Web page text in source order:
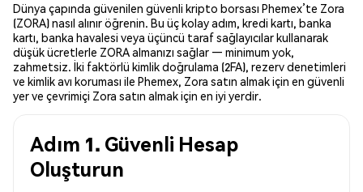
Dünya çapında güvenilen güvenli kripto borsası Phemex’te Zora
(ZORA) nasıl alınır öğrenin. Bu üç kolay adım, kredi kartı, banka
kartı, banka havalesi veya üçüncü taraf sağlayıcılar kullanarak
düşük ücretlerle ZORA almanızı sağlar — minimum yok,
zahmetsiz. İki faktörlü kimlik doğrulama (2FA), rezerv denetimleri
ve kimlik avı koruması ile Phemex, Zora satın almak için en güvenli
yer ve çevrimiçi Zora satın almak için en iyi yerdir.
Adım 1. Güvenli Hesap
Oluşturun